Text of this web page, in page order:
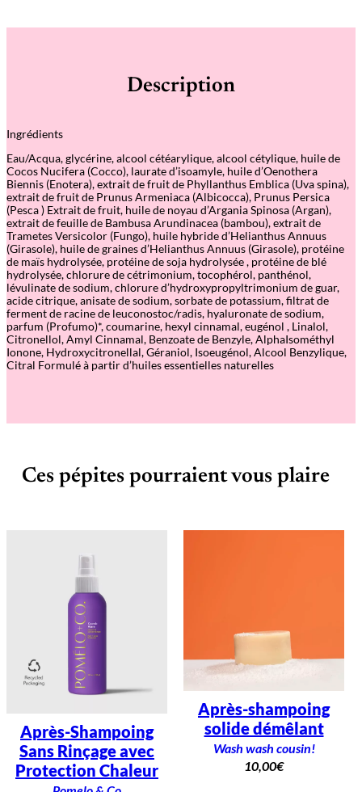
a
h
D
e
t
a
n
g
l
e
r
–
D
é
m
é
l
a
Description
Ingrédients
Eau/Acqua, glycérine, alcool cétéarylique, alcool cétylique, huile de
Cocos Nucifera (Cocco), laurate d’isoamyle, huile d’Oenothera
Biennis (Enotera), extrait de fruit de Phyllanthus Emblica (Uva spina),
extrait de fruit de Prunus Armeniaca (Albicocca), Prunus Persica
(Pesca ) Extrait de fruit, huile de noyau d’Argania Spinosa (Argan),
extrait de feuille de Bambusa Arundinacea (bambou), extrait de
Trametes Versicolor (Fungo), huile hybride d’Helianthus Annuus
(Girasole), huile de graines d’Helianthus Annuus (Girasole), protéine
de maïs hydrolysée, protéine de soja hydrolysée , protéine de blé
hydrolysée, chlorure de cétrimonium, tocophérol, panthénol,
lévulinate de sodium, chlorure d’hydroxypropyltrimonium de guar,
acide citrique, anisate de sodium, sorbate de potassium, filtrat de
ferment de racine de leuconostoc/radis, hyaluronate de sodium,
parfum (Profumo)*, coumarine, hexyl cinnamal, eugénol , Linalol,
Citronellol, Amyl Cinnamal, Benzoate de Benzyle, AlphaIsométhyl
Ionone, Hydroxycitronellal, Géraniol, Isoeugénol, Alcool Benzylique,
Citral Formulé à partir d’huiles essentielles naturelles
Ces pépites pourraient vous plaire
Après-Shampoing
Sans Rinçage avec
Protection Chaleur
Après-shampoing
solide démêlant
Wash wash cousin!
10,00€